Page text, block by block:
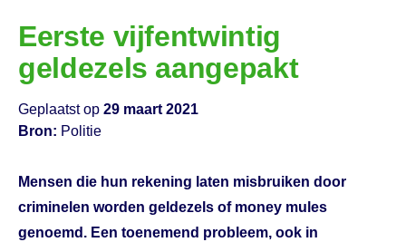
Eerste vijfentwintig
geldezels aangepakt
Geplaatst op 29 maart 2021
Bron: Politie
Mensen die hun rekening laten misbruiken door
criminelen worden geldezels of money mules
genoemd. Een toenemend probleem, ook in